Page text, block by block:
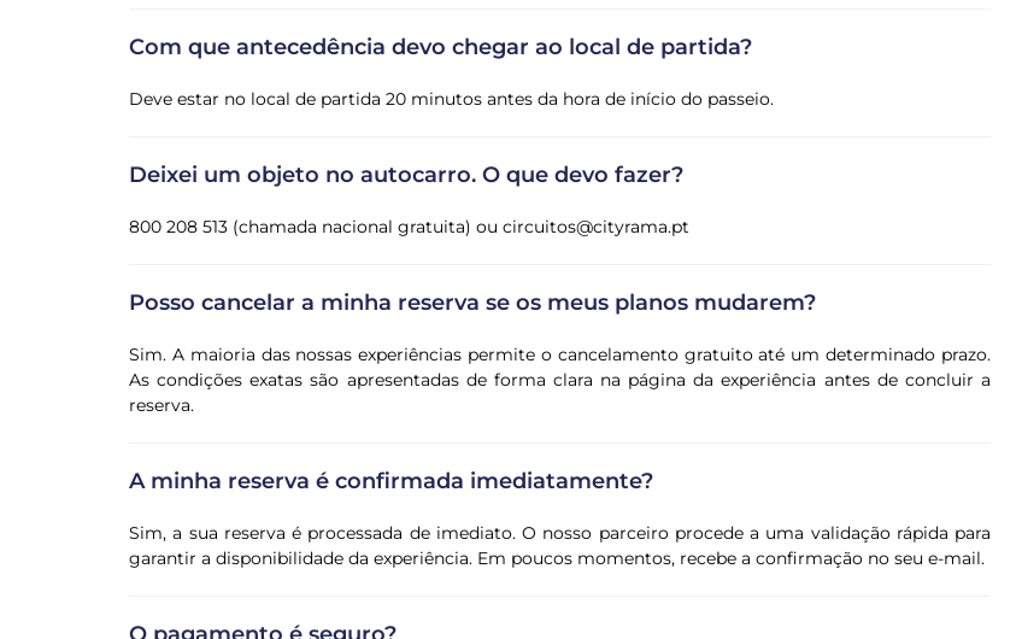
Com que antecedência devo chegar ao local de partida?
Deve estar no local de partida 20 minutos antes da hora de início do passeio.
Deixei um objeto no autocarro. O que devo fazer?
800 208 513 (chamada nacional gratuita) ou circuitos@cityrama.pt
Posso cancelar a minha reserva se os meus planos mudarem?
Sim. A maioria das nossas experiências permite o cancelamento gratuito até um determinado prazo.
As condições exatas são apresentadas de forma clara na página da experiência antes de concluir a
reserva.
A minha reserva é confirmada imediatamente?
Sim, a sua reserva é processada de imediato. O nosso parceiro procede a uma validação rápida para
garantir a disponibilidade da experiência. Em poucos momentos, recebe a confirmação no seu e-mail.